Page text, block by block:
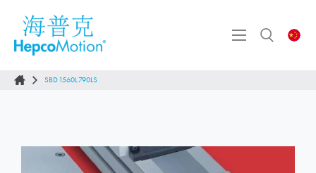
SBD1560L790LS